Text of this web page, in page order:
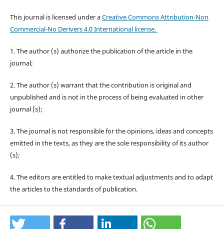
This journal is licensed under aCreative Commons Attribution-Non
Commercial-No Derivers 4.0 International license.
1. The author (s) authorize the publication of the article in the
journal;
2. The author (s) warrant that the contribution is original and
unpublished and is not in the process of being evaluated in other
journal (s);
3. The journal is not responsible for the opinions, ideas and concepts
emitted in the texts, as they are the sole responsibility of its author
(s);
4. The editors are entitled to make textual adjustments and to adapt
the articles to the standards of publication.